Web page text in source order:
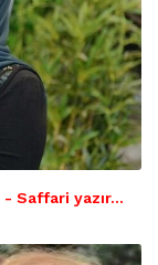
- Saffari yazır…